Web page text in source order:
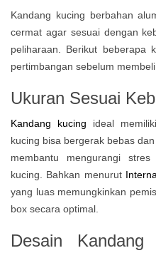
Kandang kucing berbahan
cermat agar sesuai dengan
peliharaan. Berikut beberapa
pertimbangan sebelum membeli.
Ukuran Sesuai
Kandang kucing ideal
kucing bisa bergerak bebas
membantu mengurangi
kucing. Bahkan menurut
yang luas memungkinkan
box secara optimal.
Desain Kandang